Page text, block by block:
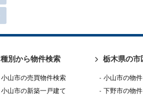
種別から物件検索
小山市の売買物件検索
小山市の新築一戸建て
栃木県の市
小山市の物件
下野市の物件